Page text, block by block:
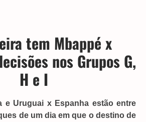
tem Mbappé x
nos Grupos G,
H e I
e Uruguai x Espanha estão entre
de um dia em que o destino de